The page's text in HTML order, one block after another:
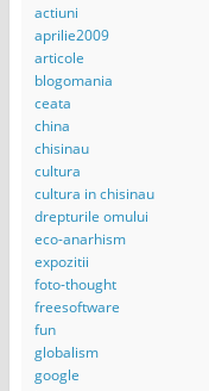
actiuni
aprilie2009
articole
blogomania
ceata
china
chisinau
cultura
cultura in chisinau
drepturile omului
eco-anarhism
expozitii
foto-thought
freesoftware
fun
globalism
google